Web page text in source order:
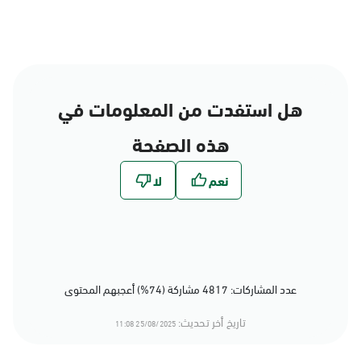
هل استفدت من المعلومات في
هذه الصفحة
عدد المشاركات: 4817 مشاركة (74%) أعجبهم المحتوى
تاريخ أخر تحديث: 25/08/2025 11:08